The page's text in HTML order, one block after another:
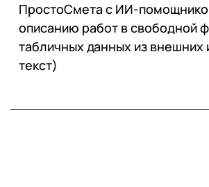
ПростоСмета с ИИ-
описанию работ в свободной
табличных данных из внешних
текст)